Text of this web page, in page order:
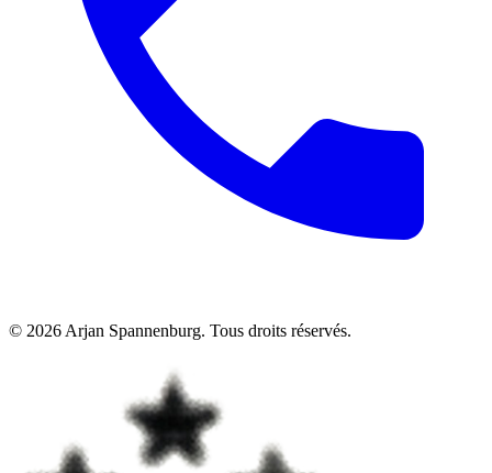
© 2026 Arjan Spannenburg. Tous droits réservés.